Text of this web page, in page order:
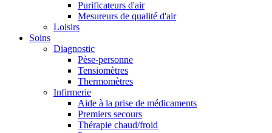
Purificateurs d'air
Mesureurs de qualité d'air
Loisirs
Soins
Diagnostic
Pèse-personne
Tensiomètres
Thermomètres
Infirmerie
Aide à la prise de médicaments
Premiers secours
Thérapie chaud/froid